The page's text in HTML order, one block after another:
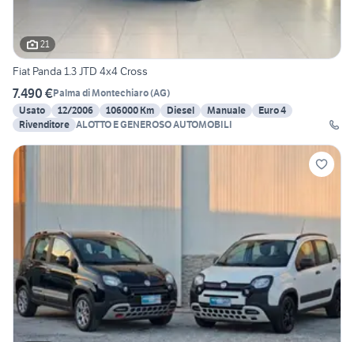
21
Fiat Panda 1.3 JTD 4x4 Cross
7.490 €Palma di Montechiaro(AG)
Usato
12/2006 106000 Km Diesel Manuale
Euro 4
Rivenditore ALOTTO E GENEROSO AUTOMOBILI